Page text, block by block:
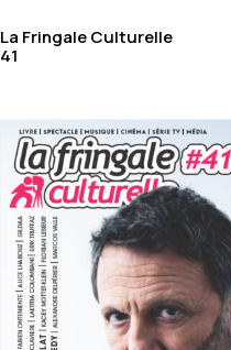
La Fringale Culturelle
41